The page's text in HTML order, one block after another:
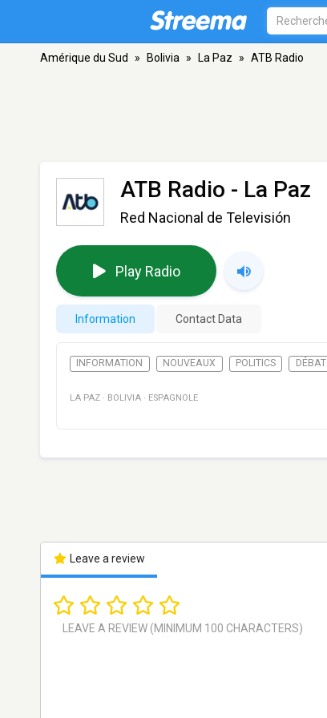
Amérique du Sud » Bolivia » La Paz » ATB Radio
ATB Radio - La Paz
Red Nacional de Televisión
Play Radio
Information Contact Data
INFORMATION NOUVEAUX POLITICS DÉBAT
LA PAZ · BOLIVIA · ESPAGNOLE
Leave a review